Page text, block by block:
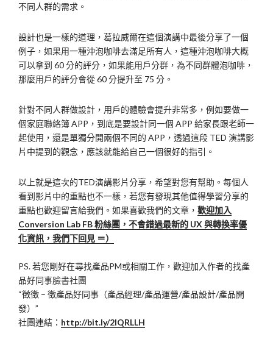
不同人群的需求。
設計也是一樣的道理，葛拉威爾在這個演講中最後分享了一個
例子，如果用一種沖泡咖啡去滿足所有人，這種沖泡咖啡大概
可以拿到 60 分的評分，如果能用戶分群，為不同群體泡咖啡，
那麼用戶的評分會從 60 分提升至 75 分。
針對不同人群做設計，用戶的體驗會提升非常多，例如要做一
個家庭聯絡簿 APP，到底是要設計同一個 APP 給家長跟老師一
起使用，還是單獨分開兩個不同的 APP，透過這段 TED 演講影
片中提到的觀念，應該就能給自己一個很好的指引。
以上就是這次的TED演講影片分享，希望對您有幫助。每個人
看到影片中的重點也不一樣，若您有發現其他值得學習分享的
重點也歡迎留言給我們。如果喜歡我們的文章， 歡迎加入
Conversion Lab FB 粉絲團，不會錯過最新的 UX 與轉換率優
化資訊，我們下回見 ＝）
PS. 若您剛好在尋找產品PM或相關工作，歡迎加入作者的找產
品好同事臉書社團
“徵徵 – 徵產品好同事（產品經理/產品運營/產品設計/產品開
發）”
社團連結： http://bit.ly/2lQRLLH